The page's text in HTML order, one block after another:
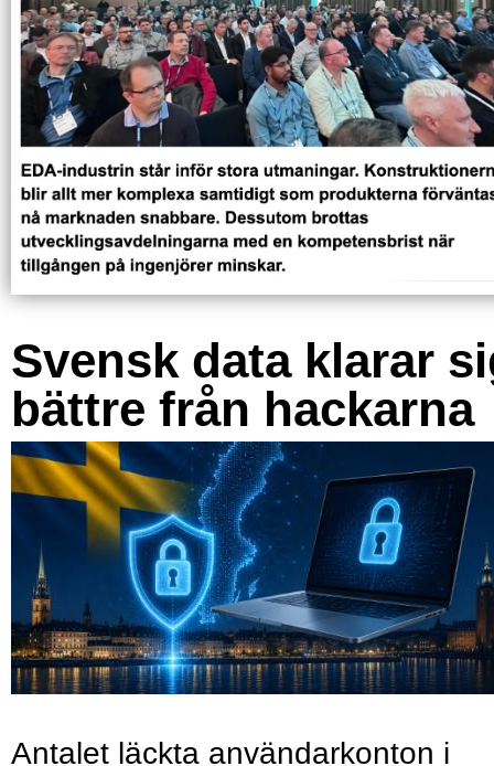
Svensk data klarar
bättre från hackarna
Antalet läckta användarkonton i